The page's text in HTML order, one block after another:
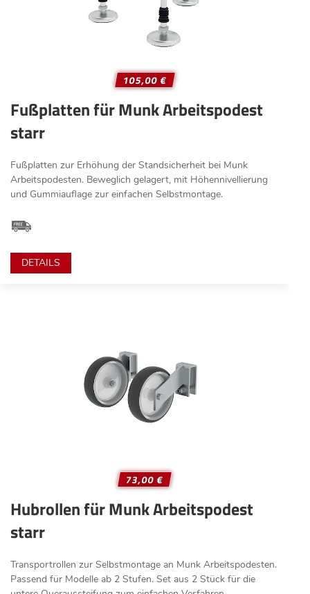
105,00 €
Fußplatten für Munk Arbeitspodest
starr
Fußplatten zur Erhöhung der Standsicherheit bei Munk
Arbeitspodesten. Beweglich gelagert, mit Höhennivellierung
und Gummiauflage zur einfachen Selbstmontage.
DETAILS
73,00 €
Hubrollen für Munk Arbeitspodest
starr
Transportrollen zur Selbstmontage an Munk Arbeitspodesten.
Passend für Modelle ab 2 Stufen. Set aus 2 Stück für die